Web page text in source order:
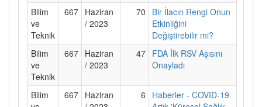
Bilim
ve
Teknik
667 Haziran
/ 2023
70
Bir İlacın Rengi Onun
Etkinliğini
Değiştirebilir mi?
Bilim
ve
Teknik
667 Haziran
/ 2023
47 FDA İlk RSV Aşısını
Onayladı
Bilim
667 Haziran
6
Haberler - COVID-19